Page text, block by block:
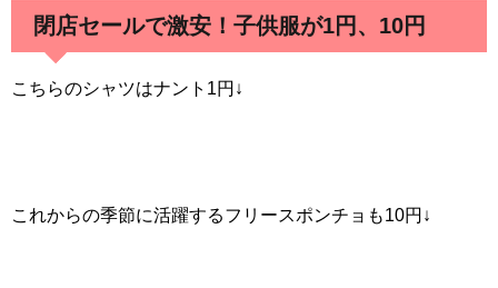
閉店セールで激安！子供服が1円、10円
こちらのシャツはナント1円↓
これからの季節に活躍するフリースポンチョも10円↓